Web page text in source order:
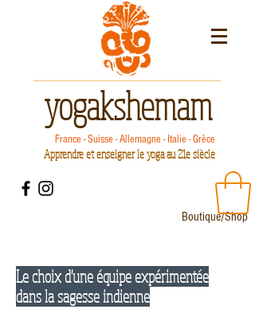
yogakshemam
France - Suisse - Allemagne - Italie - Grèce
Apprendre et enseigner le yoga au 21e siècle
Boutique/Shop
Le choix d'une équipe expérimentée
dans la sagesse indienne